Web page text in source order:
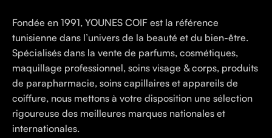
Fondée en 1991, YOUNES COIF est la référence
tunisienne dans l’univers de la beauté et du bien-être.
Spécialisés dans la vente de parfums, cosmétiques,
maquillage professionnel, soins visage & corps, produits
de parapharmacie, soins capillaires et appareils de
coiffure, nous mettons à votre disposition une sélection
rigoureuse des meilleures marques nationales et
internationales.